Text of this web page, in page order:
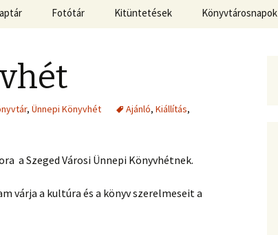
Fotótár Kitüntetések Könyvtárosnapok
, Ünnepi Könyvhét Ajánló, Kiállítás,
a Szeged Városi Ünnepi Könyvhétnek.
várja a kultúra és a könyv szerelmeseit a